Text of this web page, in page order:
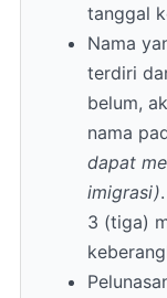
tanggal
Nama
terdiri
belum,
nama
dapat
imigrasi)
3 (tiga)